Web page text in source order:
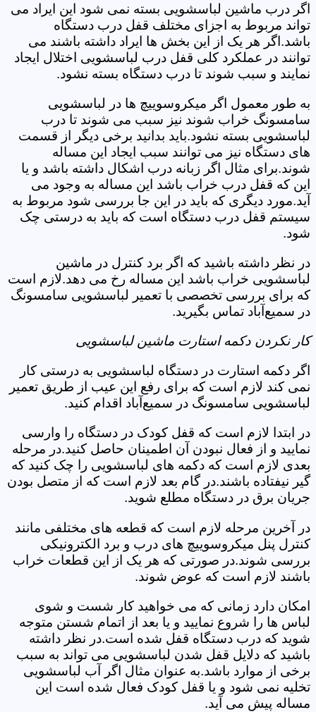
اگر درب ماشین لباسشویی بسته نمی شود این ایراد می
تواند مربوط به اجزای مختلف قفل درب دستگاه
باشد.اگر هر یک از این بخش ها ایراد داشته باشند می
توانند در عملکرد کلی قفل درب لباسشویی اختلال ایجاد
نمایند و سبب شوند تا درب دستگاه بسته نشود.
به طور معمول اگر میکروسوییچ ها در لباسشویی
سامسونگ خراب شوند نیز سبب می شوند تا درب
لباسشویی بسته نشود.باید بدانید برخی دیگر از قسمت
های دستگاه نیز می توانند سبب ایجاد این مساله
شوند.برای مثال اگر زبانه درب اشکال داشته باشد و یا
این که قفل درب خراب باشد این مساله به وجود می
آید.مورد دیگری که باید در این جا بررسی شود مربوط به
سیستم قفل درب دستگاه است که باید به درستی چک
شود.
در نظر داشته باشید که اگر برد کنترل در ماشین
لباسشویی خراب باشد این مساله رخ می دهد.لازم است
که برای بررسی تخصصی با تعمیر لباسشویی سامسونگ
در سمیع‌آباد تماس بگیرید.
کار نکردن دکمه استارت ماشین لباسشویی
اگر دکمه استارت در دستگاه لباسشویی به درستی کار
نمی کند لازم است که برای رفع این عیب از طریق تعمیر
لباسشویی سامسونگ در سمیع‌آباد اقدام کنید.
در ابتدا لازم است که قفل کودک در دستگاه را وارسی
نمایید و از فعال نبودن آن اطمینان حاصل کنید.در مرحله
بعدی لازم است که دکمه های لباسشویی را چک کنید که
گیر نیفتاده باشند.در گام بعد لازم است که از متصل بودن
جریان برق در دستگاه مطلع شوید.
در آخرین مرحله لازم است که قطعه های مختلفی مانند
کنترل پنل میکروسوییچ های درب و برد الکترونیکی
بررسی شوند.در صورتی که هر یک از این قطعات خراب
باشند لازم است که عوض شوند.
امکان دارد زمانی که می خواهید کار شست و شوی
لباس ها را شروع نمایید و یا بعد از اتمام شستن متوجه
شوید که درب دستگاه قفل شده است.در نظر داشته
باشید که دلایل قفل شدن لباسشویی می تواند به سبب
برخی از موارد باشد.به عنوان مثال اگر آب لباسشویی
تخلیه نمی شود و یا قفل کودک فعال شده است این
مساله پیش می آید.